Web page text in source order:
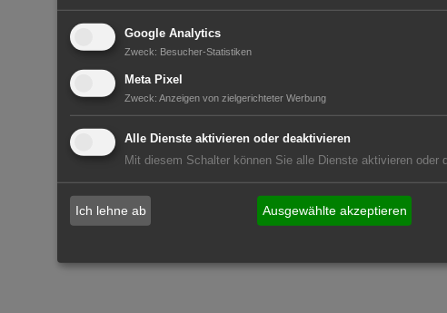
Google Analytics
Zweck: Besucher-Statistiken
Meta Pixel
Zweck: Anzeigen von zielgerichteter Werbung
Alle Dienste aktivieren oder deaktivieren
Mit diesem Schalter können Sie alle Dienste aktivieren oder
Ich lehne ab Ausgewählte akzeptieren